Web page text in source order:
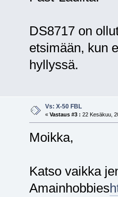
DS8717 on
etsimään, kun
hyllyssä.
Vs: X-50 FBL
« Vastaus #3 : 22 Kesäkuu,
Moikka,
Katso vaikka
Amainhobbies